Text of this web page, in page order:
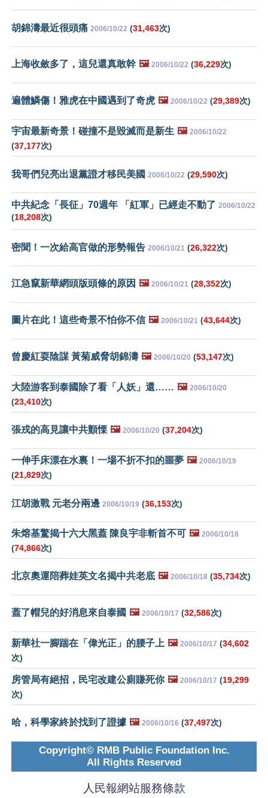
胡錦濤最近很頭痛 2006/10/22 (31,463次)
上海收斂多了，這兒還真敢幹 🖼️ 2006/10/22 (36,229次)
遍體鱗傷！雅虎在中國遇到了奇虎 🖼️ 2006/10/22 (29,389次)
宇宙最新奇景！碰撞不是毀滅而是新生 🖼️ 2006/10/22
(37,177次)
我哥們兒亮出退黨證才移民美國 2006/10/22 (29,590次)
中共紀念「長征」70週年 「紅軍」已經走不動了 2006/10/22
(18,208次)
密聞！一次給高官做的形勢報告 2006/10/21 (26,322次)
江急竄新華網頭版頭條的原因 🖼️ 2006/10/21 (28,352次)
圖片在此！這些奇景不怕你不信 🖼️ 2006/10/21 (43,644次)
曾慶紅耍陰謀 黃菊威脅胡錦濤 🖼️ 2006/10/20 (53,147次)
大陸游客到泰國除了看「人妖」還…… 🖼️ 2006/10/20
(23,410次)
張戎的高見讓中共顫慄 🖼️ 2006/10/20 (37,204次)
一伸手床漂在水裏！一場不折不扣的噩夢 🖼️ 2006/10/19
(21,829次)
江胡激戰 元老分兩邊 2006/10/19 (36,153次)
朱熔基驚揭十六大黑蓋 陳良宇非斬首不可 🖼️ 2006/10/18
(74,866次)
北京奧運陪葬娃英文名揭中共老底 🖼️ 2006/10/18 (35,734次)
蓋了帽兒的好消息來自泰國 🖼️ 2006/10/17 (32,586次)
新華社一腳踹在「偉光正」的腰子上 🖼️ 2006/10/17 (34,602
次)
房管局有絕招，民宅改建公廁賺死你 🖼️ 2006/10/17 (19,299
次)
哈，科學家終於找到了證據 🖼️ 2006/10/16 (37,497次)
Copyright© RMB Public Foundation Inc.
All Rights Reserved
人民報網站服務條款